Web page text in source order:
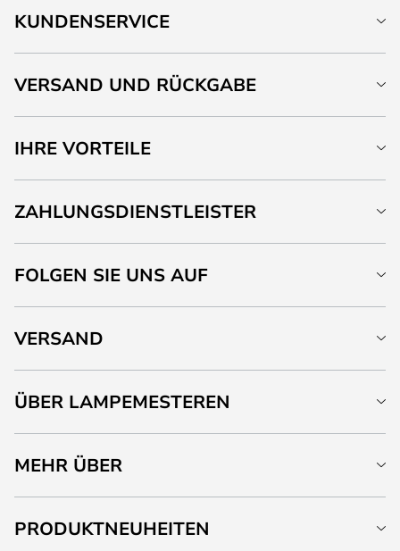
KUNDENSERVICE
VERSAND UND RÜCKGABE
IHRE VORTEILE
ZAHLUNGSDIENSTLEISTER
FOLGEN SIE UNS AUF
VERSAND
ÜBER LAMPEMESTEREN
MEHR ÜBER
PRODUKTNEUHEITEN